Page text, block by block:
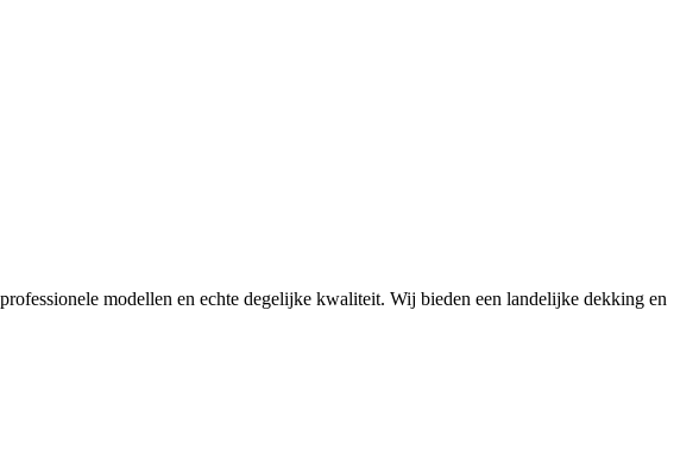
modellen en echte degelijke kwaliteit. Wij bieden een landelijke dekking en